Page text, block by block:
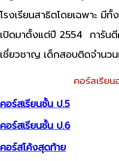
โรงเรียนสาธิตโดยเฉพาะ มี
เปิดมาตั้งแต่ปี 2554 การัน
เชี่ยวชาญ เด็กสอบติดจำนว
คอร์สเรียน
คอร์สเรียนชั้น ป.5
คอร์สเรียนชั้น ป.6
คอร์สโค้งสุดท้าย